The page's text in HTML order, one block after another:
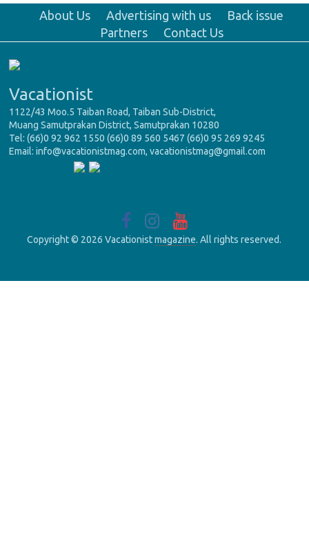
About Us Advertising with us
Back issue
Partners
Contact Us
Vacationist
1122/43 Moo.5 Taiban Road, Taiban Sub-District,
Muang Samutprakan District, Samutprakan 10280
Tel: (66)0 92 962 1550 (66)0 89 560 5467 (66)0 95 269 9245
Email: info@vacationistmag.com, vacationistmag@gmail.com
Copyright © 2026 Vacationistmagazine. All rights reserved.